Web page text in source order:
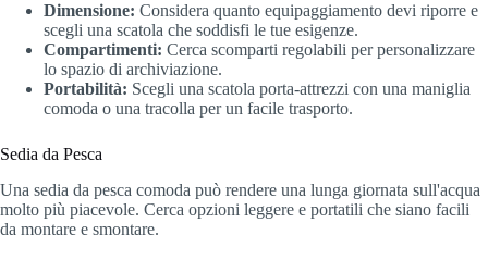
Dimensione: Considera quanto equipaggiamento devi riporre e
scegli una scatola che soddisfi le tue esigenze.
Compartimenti: Cerca scomparti regolabili per personalizzare
lo spazio di archiviazione.
Portabilità: Scegli una scatola porta-attrezzi con una maniglia
comoda o una tracolla per un facile trasporto.
Sedia da Pesca
Una sedia da pesca comoda può rendere una lunga giornata sull'acqua
molto più piacevole. Cerca opzioni leggere e portatili che siano facili
da montare e smontare.